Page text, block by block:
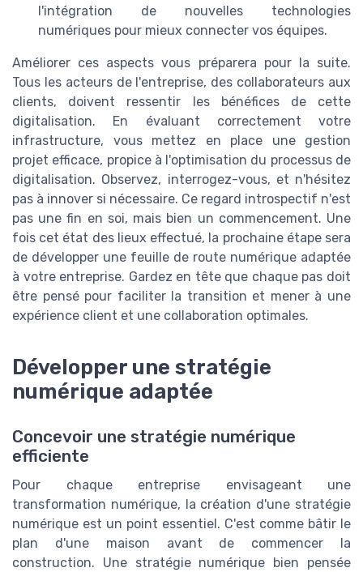
l'intégration de nouvelles technologies
numériques pour mieux connecter vos équipes.
Améliorer ces aspects vous préparera pour la suite.
Tous les acteurs de l'entreprise, des collaborateurs aux
clients, doivent ressentir les bénéfices de cette
digitalisation. En évaluant correctement votre
infrastructure, vous mettez en place une gestion
projet efficace, propice à l'optimisation du processus de
digitalisation. Observez, interrogez-vous, et n'hésitez
pas à innover si nécessaire. Ce regard introspectif n'est
pas une fin en soi, mais bien un commencement. Une
fois cet état des lieux effectué, la prochaine étape sera
de développer une feuille de route numérique adaptée
à votre entreprise. Gardez en tête que chaque pas doit
être pensé pour faciliter la transition et mener à une
expérience client et une collaboration optimales.
Développer une stratégie
numérique adaptée
Concevoir une stratégie numérique
efficiente
Pour chaque entreprise envisageant une
transformation numérique, la création d'une stratégie
numérique est un point essentiel. C'est comme bâtir le
plan d'une maison avant de commencer la
construction. Une stratégie numérique bien pensée